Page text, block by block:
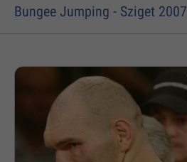
Bungee Jumping - Sziget 2007